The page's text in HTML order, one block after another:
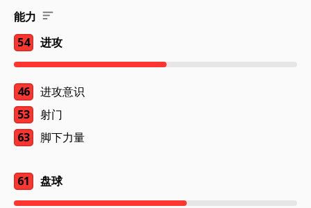
能力
54
进攻
46
进攻意识
53
射门
63
脚下力量
61 盘球